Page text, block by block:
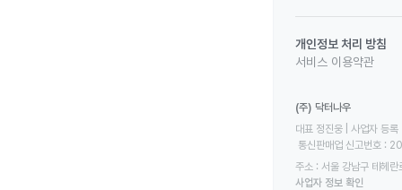
개인정보 처리 방침
서비스 이용약관
(주) 닥터나우
대표 정진웅 | 사업자
통신판매업 신고번호
주소 : 서울 강남구 테헤
사업자 정보 확인